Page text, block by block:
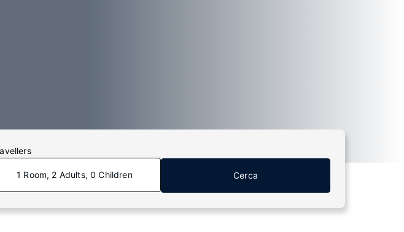
1 Room, 2 Adults, 0 Children Cerca